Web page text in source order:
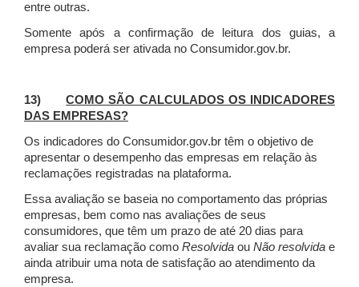
entre outras.
Somente após a confirmação de leitura dos guias, a
empresa poderá ser ativada no Consumidor.gov.br.
13)COMO SÃO CALCULADOS OS INDICADORES
DAS EMPRESAS?
Os indicadores do Consumidor.gov.br têm o objetivo de
apresentar o desempenho das empresas em relação às
reclamações registradas na plataforma.
Essa avaliação se baseia no comportamento das próprias
empresas, bem como nas avaliações de seus
consumidores, que têm um prazo de até 20 dias para
avaliar sua reclamação como Resolvida ou Não resolvida e
ainda atribuir uma nota de satisfação ao atendimento da
empresa.